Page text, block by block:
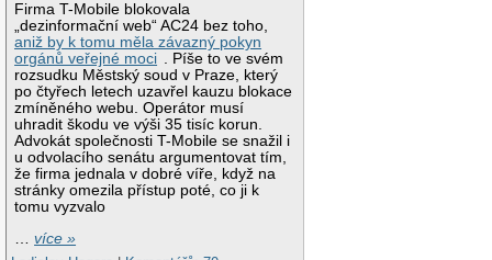
Firma T-Mobile blokovala
„dezinformační web“ AC24 bez toho,
aniž by k tomu měla závazný pokyn
orgánů veřejné moci . Píše to ve svém
rozsudku Městský soud v Praze, který
po čtyřech letech uzavřel kauzu blokace
zmíněného webu. Operátor musí
uhradit škodu ve výši 35 tisíc korun.
Advokát společnosti T-Mobile se snažil i
u odvolacího senátu argumentovat tím,
že firma jednala v dobré víře, když na
stránky omezila přístup poté, co ji k
tomu vyzvalo
…více »